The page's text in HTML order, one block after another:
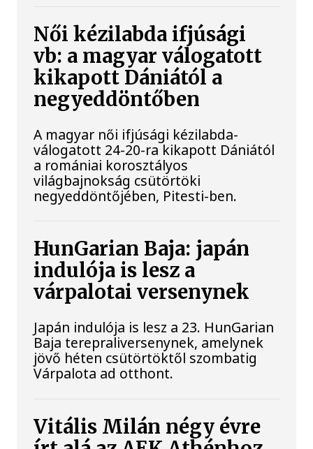
Női kézilabda ifjúsági
vb: a magyar válogatott
kikapott Dániától a
negyeddöntőben
A magyar női ifjúsági kézilabda-
válogatott 24-20-ra kikapott Dániától
a romániai korosztályos
világbajnokság csütörtöki
negyeddöntőjében, Pitesti-ben.
HunGarian Baja: japán
indulója is lesz a
várpalotai versenynek
Japán indulója is lesz a 23. HunGarian
Baja terepraliversenynek, amelynek
jövő héten csütörtöktől szombatig
Várpalota ad otthont.
Vitális Milán négy évre